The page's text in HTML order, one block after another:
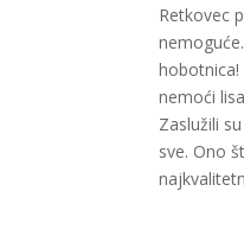
Retkovec
hobotnica!
nemoći
Zaslužili
sve. Ono